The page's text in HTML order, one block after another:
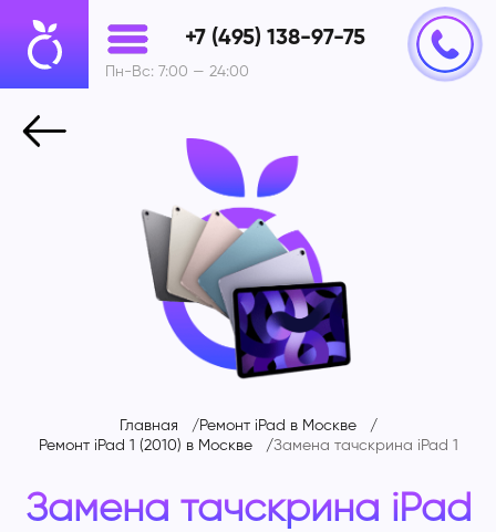
+7 (495) 138-97-75
Пн-Вс: 7:00 — 24:00
Главная
Ремонт iPad в Москве
Ремонт iPad 1 (2010) в Москве
Замена тачскрина iPad 1
Замена тачскрина iPad